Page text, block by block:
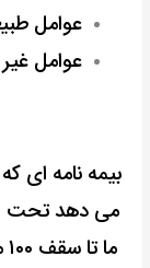
عوامل
عوامل
بیمه نامه ای که
می دهد تحت